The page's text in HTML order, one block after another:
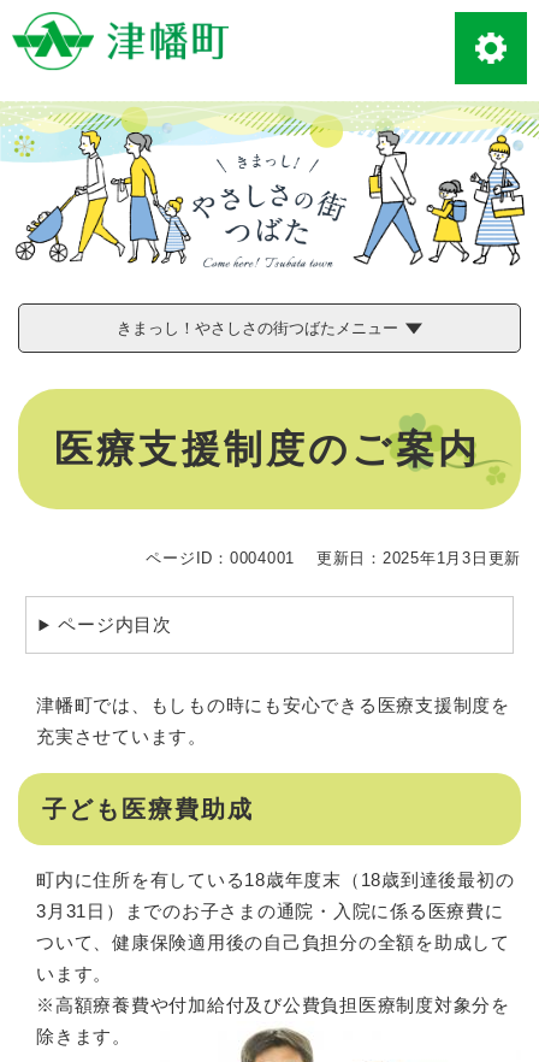
ー
先
頭
で
きまっし！やさしさの街つばたメニュー
本
医療支援制度のご案内
ページID：0004001 更新日：2025年1月3日更新
ページ内目次
津幡町では、もしもの時にも安心できる医療支援制度を
充実させています。
子ども医療費助成
町内に住所を有している18歳年度末（18歳到達後最初の
3月31日）までのお子さまの通院・入院に係る医療費に
ついて、健康保険適用後の自己負担分の全額を助成して
います。
※高額療養費や付加給付及び公費負担医療制度対象分を
除きます。